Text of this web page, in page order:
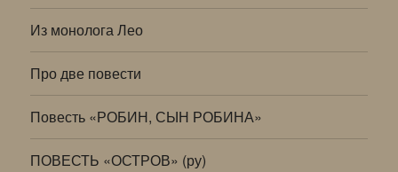
Из монолога Лео
Про две повести
Повесть «РОБИН, СЫН РОБИНА»
ПОВЕСТЬ «ОСТРОВ» (ру)